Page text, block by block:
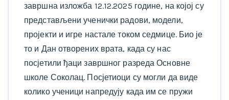
завршна изложба 12.12.2025 године, на којој су
представљени ученички радови, модели,
пројекти и игре настале током седмице. Био је
то и Дан отворених врата, када су нас
посјетили ђаци завршног разреда Основне
школе Соколац. Посјетиоци су могли да виде
колико ученици напредују када им се пружи